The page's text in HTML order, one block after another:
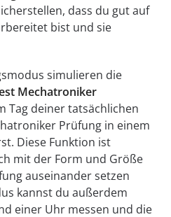
dass du gut auf
bist und sie
simulieren die
Mechatroniker
Tag deiner tatsächlichen
Prüfung in einem
Diese Funktion ist
mit der Form und Größe
auseinander setzen
kannst du außerdem
einer Uhr messen und die